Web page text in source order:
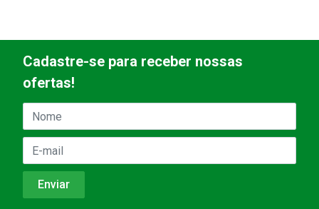
Cadastre-se para receber nossas
ofertas!